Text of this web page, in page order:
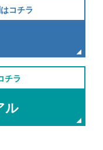
コチラ
チラ
ル